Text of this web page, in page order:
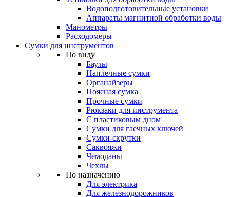
Водоподготовительные установки
Аппараты магнитной обработки воды
Манометры
Расходомеры
Сумки для инструментов
По виду
Баулы
Наплечные сумки
Органайзеры
Поясная сумка
Прочные сумки
Рюкзаки для инструмента
С пластиковым дном
Сумки для гаечных ключей
Сумки-скрутки
Саквояжи
Чемоданы
Чехлы
По назначению
Для электрика
Для железнодорожников